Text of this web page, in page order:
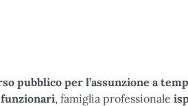
pubblicoper l’assunzione a
funzionari, famiglia professionale